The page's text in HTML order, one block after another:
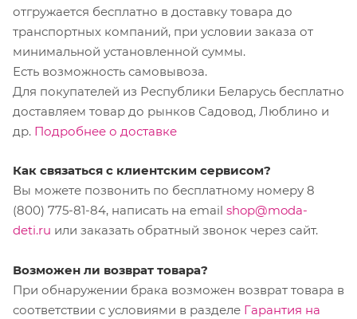
отгружается бесплатно в доставку товара до
транспортных компаний, при условии заказа от
минимальной установленной суммы.
Есть возможность самовывоза.
Для покупателей из Республики Беларусь бесплатно
доставляем товар до рынков Садовод, Люблино и
др. Подробнее о доставке
Как связаться с клиентским сервисом?
Вы можете позвонить по бесплатному номеру 8
(800) 775-81-84, написать на email shop@moda-
deti.ru или заказать обратный звонок через сайт.
Возможен ли возврат товара?
При обнаружении брака возможен возврат товара в
соответствии с условиями в разделе Гарантия на